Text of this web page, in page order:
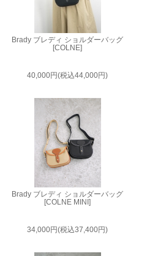
Brady ブレディ ショルダーバッグ
[COLNE]
40,000円(税込44,000円)
Brady ブレディ ショルダーバッグ
[COLNE MINI]
34,000円(税込37,400円)